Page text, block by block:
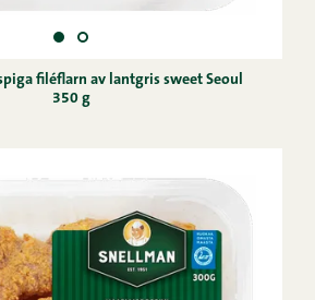
filéflarn av lantgris sweet Seoul
350 g